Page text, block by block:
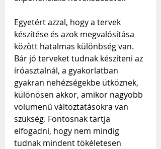
Egyetért azzal, hogy a tervek
készítése és azok megvalósítása
között hatalmas különbség van.
Bár jó terveket tudnak készíteni az
íróasztalnál, a gyakorlatban
gyakran nehézségekbe ütköznek,
különösen akkor, amikor nagyobb
volumenű változtatásokra van
szükség. Fontosnak tartja
elfogadni, hogy nem mindig
tudnak mindent tökéletesen